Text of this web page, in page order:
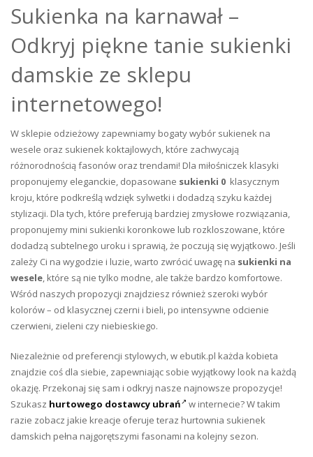
Sukienka na karnawał –
Odkryj piękne tanie sukienki
damskie ze sklepu
internetowego!
W sklepie odzieżowy zapewniamy bogaty wybór sukienek na
wesele oraz sukienek koktajlowych, które zachwycają
różnorodnością fasonów oraz trendami! Dla miłośniczek klasyki
proponujemy eleganckie, dopasowane sukienki 0 klasycznym
kroju, które podkreślą wdzięk sylwetki i dodadzą szyku każdej
stylizacji. Dla tych, które preferują bardziej zmysłowe rozwiązania,
proponujemy mini sukienki koronkowe lub rozkloszowane, które
dodadzą subtelnego uroku i sprawią, że poczują się wyjątkowo. Jeśli
zależy Ci na wygodzie i luzie, warto zwrócić uwagę na sukienki na
wesele, które są nie tylko modne, ale także bardzo komfortowe.
Wśród naszych propozycji znajdziesz również szeroki wybór
kolorów – od klasycznej czerni i bieli, po intensywne odcienie
czerwieni, zieleni czy niebieskiego.
Niezależnie od preferencji stylowych, w ebutik.pl każda kobieta
znajdzie coś dla siebie, zapewniając sobie wyjątkowy look na każdą
okazję. Przekonaj się sam i odkryj nasze najnowsze propozycje!
Szukasz hurtowego dostawcy ubrań
w internecie? W takim
razie zobacz jakie kreacje oferuje teraz hurtownia sukienek
damskich pełna najgorętszymi fasonami na kolejny sezon.